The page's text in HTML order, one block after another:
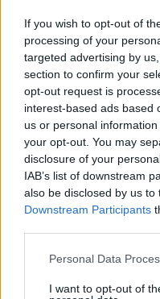
If you wish to opt-out of
processing of your
targeted advertising by
section to confirm your
opt-out request is
interest-based ads based
us or personal
your opt-out. You may
disclosure of your
IAB’s list of downstream
also be disclosed by us to
Downstream Participants
Please note that this
not limited to your visit or
Personal Data
I want to opt-out of
disponibleuna
al cliente en caso
viaje. Para mayor
unaaplicación de